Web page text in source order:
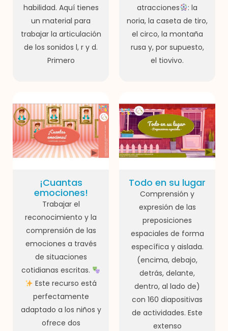
habilidad. Aquí tienes
un material para
trabajar la articulación
de los sonidos l, r y d.
Primero
atracciones
: la
noria, la caseta de tiro,
el circo, la montaña
rusa y, por supuesto,
el tiovivo.
¡Cuantas
emociones!
Trabajar el
reconocimiento y la
comprensión de las
emociones a través
de situaciones
cotidianas escritas.
Este recurso está
perfectamente
adaptado a los niños y
ofrece dos
Todo en su lugar
Comprensión y
expresión de las
preposiciones
espaciales de forma
específica y aislada.
(encima, debajo,
detrás, delante,
dentro, al lado de)
con 160 diapositivas
de actividades. Este
extenso